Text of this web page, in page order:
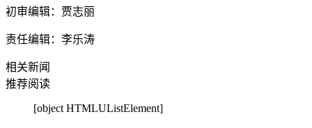
初审编辑：贾志丽
责任编辑：李乐涛
相关新闻
推荐阅读
[object HTMLUListElement]